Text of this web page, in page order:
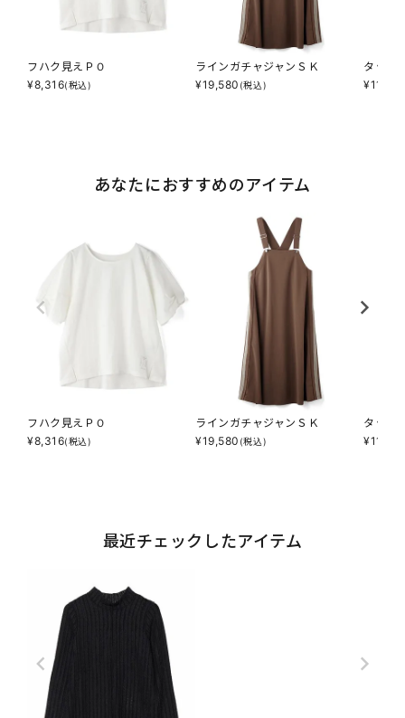
フハク見えＰＯ
¥8,316(税込)
ラインガチャジャンＳＫ
¥19,580 (税込)
タッチ
¥11,396
あなたにおすすめのアイテム
フハク見えＰＯ
¥8,316(税込)
ラインガチャジャンＳＫ
¥19,580 (税込)
タッチ
¥11,396
最近チェックしたアイテム